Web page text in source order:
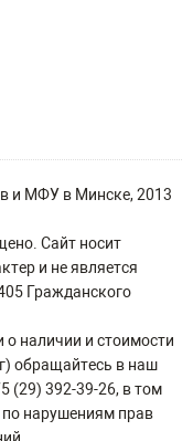
и МФУ в Минске, 2013
Сайт носит
и не является
Гражданского
наличии и стоимости
обращайтесь в наш
(29) 392-39-26, в том
нарушениям прав